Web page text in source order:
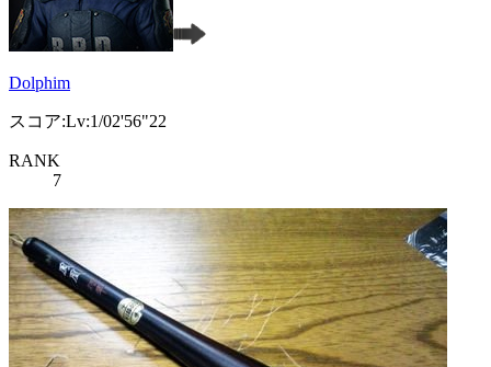
Dolphim
スコア:Lv:1/02'56"22
RANK
7